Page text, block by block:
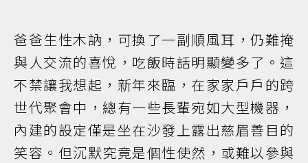
爸爸生性木訥，可換了一副順風耳，仍難掩
與人交流的喜悅，吃飯時話明顯變多了。這
不禁讓我想起，新年來臨，在家家戶戶的跨
世代聚會中，總有一些長輩宛如大型機器，
內建的設定僅是坐在沙發上露出慈眉善目的
笑容。但沉默究竟是個性使然，或難以參與